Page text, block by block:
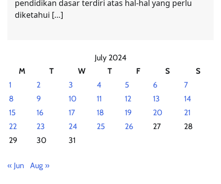
pendidikan dasar terdiri atas hal-hal yang perlu
diketahui […]
July 2024
M
T W T F S
S
1
2 3 4 5 6
7
8
9 10 11 12 13
14
15
16 17 18 19 20
21
22
23 24 25 26 27
28
29
30 31
« Jun Aug »